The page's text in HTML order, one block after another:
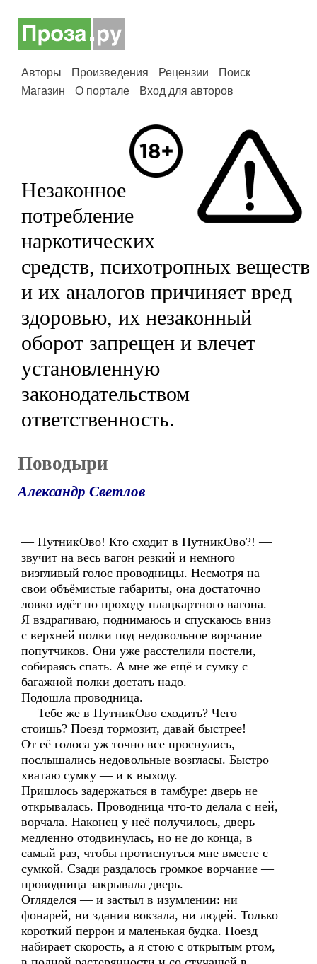
Авторы Произведения Рецензии
Поиск
Магазин
О портале Вход для авторов
Незаконное
потребление
наркотических
средств, психотропных веществ
и их аналогов причиняет вред
здоровью, их незаконный
оборот запрещен и влечет
установленную
законодательством
ответственность.
Поводыри
Александр Светлов
— ПутникОво! Кто сходит в ПутникОво?! —
звучит на весь вагон резкий и немного
визгливый голос проводницы. Несмотря на
свои объёмистые габариты, она достаточно
ловко идёт по проходу плацкартного вагона.
Я вздрагиваю, поднимаюсь и спускаюсь вниз
с верхней полки под недовольное ворчание
попутчиков. Они уже расстелили постели,
собираясь спать. А мне же ещё и сумку с
багажной полки достать надо.
Подошла проводница.
— Тебе же в ПутникОво сходить? Чего
стоишь? Поезд тормозит, давай быстрее!
От её голоса уж точно все проснулись,
послышались недовольные возгласы. Быстро
хватаю сумку — и к выходу.
Пришлось задержаться в тамбуре: дверь не
открывалась. Проводница что-то делала с ней,
ворчала. Наконец у неё получилось, дверь
медленно отодвинулась, но не до конца, в
самый раз, чтобы протиснуться мне вместе с
сумкой. Сзади раздалось громкое ворчание —
проводница закрывала дверь.
Огляделся — и застыл в изумлении: ни
фонарей, ни здания вокзала, ни людей. Только
короткий перрон и маленькая будка. Поезд
набирает скорость, а я стою с открытым ртом,